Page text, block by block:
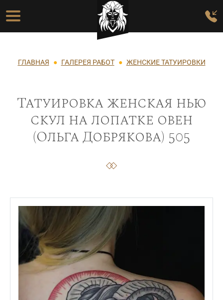
Перейти к основному содержанию
Основная навигация
Строка навигации
ГЛАВНАЯ ГАЛЕРЕЯ РАБОТ ЖЕНСКИЕ ТАТУИРОВКИ
Татуировка женская нью
скул на лопатке овен
(Ольга Добрякова) 505